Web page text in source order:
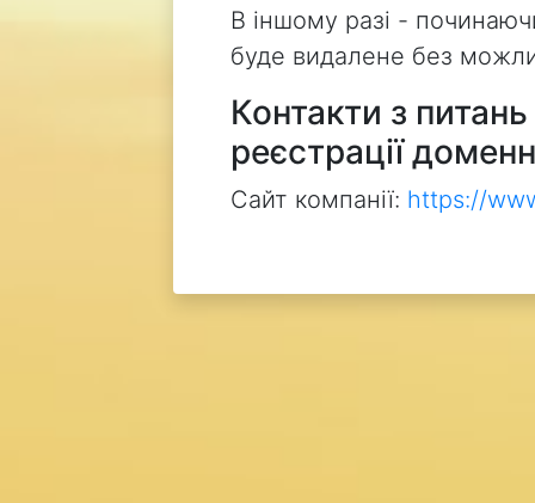
В іншому разі -
буде видалене без
Контакти з
реєстрації
Сайт компанії: https://